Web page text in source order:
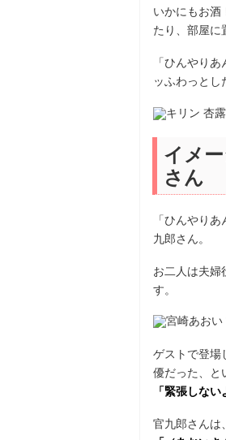
いかにもお酒
たり、部屋に
「ひんやり
ッふわっとし
イメ
さん
「ひんやり
九郎さん。
お二人は夫婦
す。
ゲストで登場
優だった、と
「緊張しな
官九郎さんは、